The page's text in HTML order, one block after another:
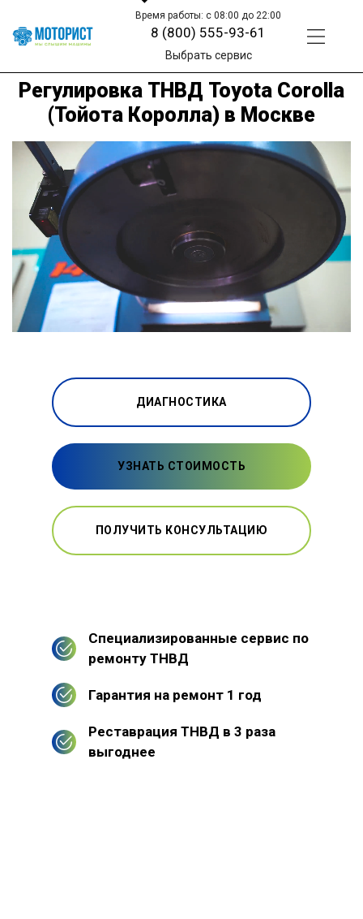
Время работы: с 08:00 до 22:00
8 (800) 555-93-61
Выбрать сервис
Регулировка ТНВД Toyota Corolla
(Тойота Королла) в Москве
ДИАГНОСТИКА
УЗНАТЬ СТОИМОСТЬ
ПОЛУЧИТЬ КОНСУЛЬТАЦИЮ
Специализированные сервис по
ремонту ТНВД
Гарантия на ремонт 1 год
Реставрация ТНВД в 3 раза
выгоднее